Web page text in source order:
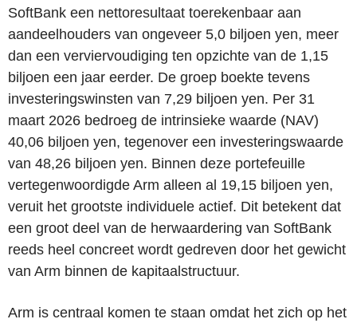
SoftBank een nettoresultaat toerekenbaar aan
aandeelhouders van ongeveer 5,0 biljoen yen, meer
dan een verviervoudiging ten opzichte van de 1,15
biljoen een jaar eerder. De groep boekte tevens
investeringswinsten van 7,29 biljoen yen. Per 31
maart 2026 bedroeg de intrinsieke waarde (NAV)
40,06 biljoen yen, tegenover een investeringswaarde
van 48,26 biljoen yen. Binnen deze portefeuille
vertegenwoordigde Arm alleen al 19,15 biljoen yen,
veruit het grootste individuele actief. Dit betekent dat
een groot deel van de herwaardering van SoftBank
reeds heel concreet wordt gedreven door het gewicht
van Arm binnen de kapitaalstructuur.
Arm is centraal komen te staan omdat het zich op het